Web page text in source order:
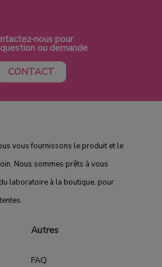
nous pour
ou demande
CONTACT
vous fournissons le produit et le
Nous sommes prêts à vous
laboratoire à la boutique, pour
Autres
FAQ